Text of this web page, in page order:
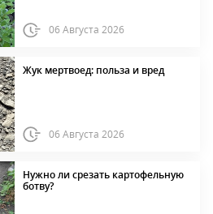
06 Августа 2026
Жук мертвоед: польза и вред
06 Августа 2026
Нужно ли срезать картофельную
ботву?